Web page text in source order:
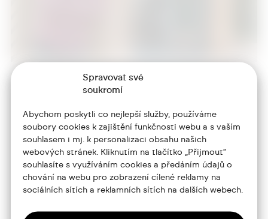
Spravovat své
soukromí
Abychom poskytli co nejlepší služby, používáme
soubory cookies k zajištění funkčnosti webu a s vaším
souhlasem i mj. k personalizaci obsahu našich
webových stránek. Kliknutím na tlačítko „Přijmout“
souhlasíte s využíváním cookies a předáním údajů o
chování na webu pro zobrazení cílené reklamy na
sociálních sítích a reklamních sítích na dalších webech.
Portfolio
O mně
Služby
jtdesign@joseftrakal.cz